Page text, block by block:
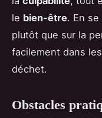
le bien-être. En
plutôt que sur la
facilement dans
déchet.
Obstacles